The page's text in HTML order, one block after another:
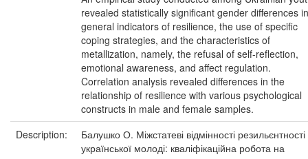
revealed statistically significant gender differences in
general indicators of resilience, the use of specific
coping strategies, and the characteristics of
metallization, namely, the refusal of self-reflection,
emotional awareness, and affect regulation.
Correlation analysis revealed differences in the
relationship of resilience with various psychological
constructs in male and female samples.
Description:
Балушко О. Міжстатеві відмінності резильєнтності
української молоді: кваліфікаційна робота на